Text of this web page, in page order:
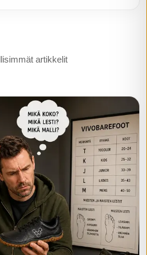
artikkelit